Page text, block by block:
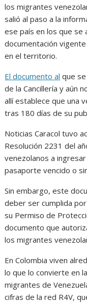
los migrantes
salió al paso a la
ese país en los que se
documentación
en el territorio.
El documento al que
de la Cancillería y aún
allí establece que una
tras 180 días de su
Noticias Caracol tuvo
Resolución 2231 del
venezolanos a
pasaporte vencido o
Sin embargo, este
deber ser cumplida
su Permiso de
documento que
los migrantes
En Colombia viven
lo que lo convierte en
migrantes de
cifras de la red R4V,